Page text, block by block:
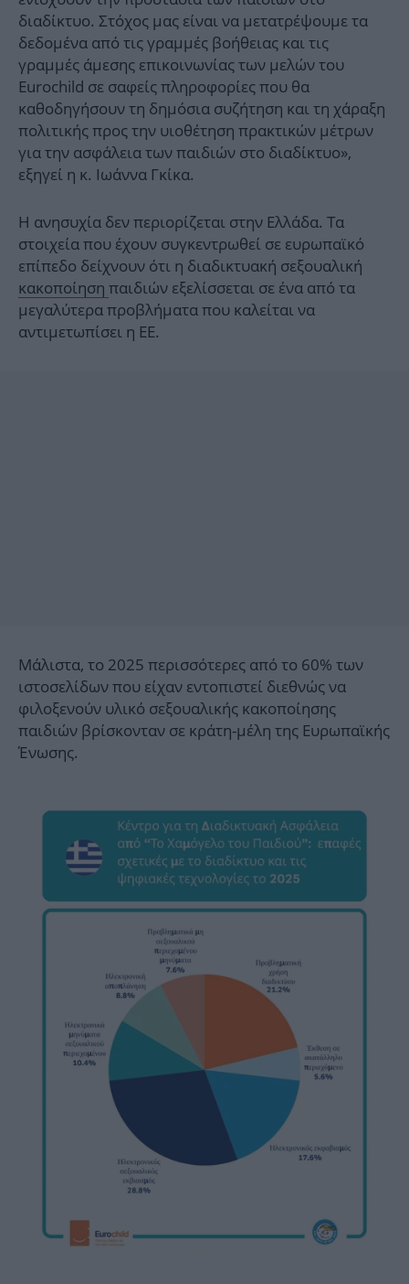
διαδίκτυο. Στόχος μας είναι να μετατρέψουμε τα
δεδομένα από τις γραμμές βοήθειας και τις
γραμμές άμεσης επικοινωνίας των μελών του
Eurochild σε σαφείς πληροφορίες που θα
καθοδηγήσουν τη δημόσια συζήτηση και τη χάραξη
πολιτικής προς την υιοθέτηση πρακτικών μέτρων
για την ασφάλεια των παιδιών στο διαδίκτυο»,
εξηγεί η κ. Ιωάννα Γκίκα.
Η ανησυχία δεν περιορίζεται στην Ελλάδα. Τα
στοιχεία που έχουν συγκεντρωθεί σε ευρωπαϊκό
επίπεδο δείχνουν ότι η διαδικτυακή σεξουαλική
κακοποίηση παιδιών εξελίσσεται σε ένα από τα
μεγαλύτερα προβλήματα που καλείται να
αντιμετωπίσει η ΕΕ.
Μάλιστα, το 2025 περισσότερες από το 60% των
ιστοσελίδων που είχαν εντοπιστεί διεθνώς να
φιλοξενούν υλικό σεξουαλικής κακοποίησης
παιδιών βρίσκονταν σε κράτη-μέλη της Ευρωπαϊκής
Ένωσης.